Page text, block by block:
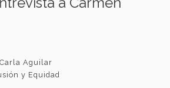
Aguilar
y Equidad